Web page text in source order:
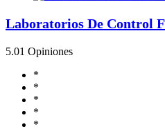
Laboratorios De Control
5.01 Opiniones
*
*
*
*
*